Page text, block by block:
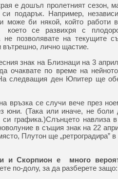
е дошъл пролетният сезон,
подарък. Например,
може би някой, който работи в
което се развихря с
не позволявате на текущите
вътрешно, лично щастие.
знак на Близнаци на 3
очаквате по време на нейното
следващия ден Юпитер ще
връзка се случи вече през
юни. (Така или иначе, не боли
си графика.)Слънцето навлиза
в същия знак на 22
Плутон ще „ретроградира” в
и Скорпион е много
по-долу, за да разберете защо: